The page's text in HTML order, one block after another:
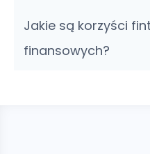
Jakie są korzyści
finansowych?